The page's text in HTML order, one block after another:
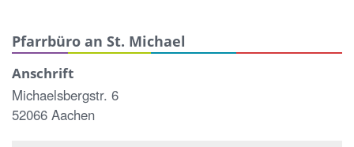
Pfarrbüro an St. Michael
Anschrift
Michaelsbergstr. 6
52066 Aachen